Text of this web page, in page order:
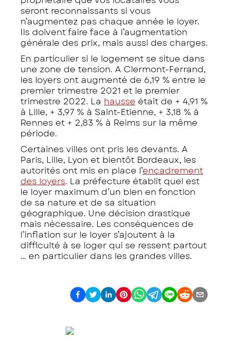
seront reconnaissants si vous
n’augmentez pas chaque année le loyer.
Ils doivent faire face à l’augmentation
générale des prix, mais aussi des charges.
En particulier si le logement se situe dans
une zone de tension. A Clermont-Ferrand,
les loyers ont augmenté de 6,19 % entre le
premier trimestre 2021 et le premier
trimestre 2022. La hausse était de + 4,91 %
à Lille, + 3,97 % à Saint-Etienne, + 3,18 % à
Rennes et + 2,83 % à Reims sur la même
période.
Certaines villes ont pris les devants. A
Paris, Lille, Lyon et bientôt Bordeaux, les
autorités ont mis en place l’encadrement
des loyers. La préfecture établit quel est
le loyer maximum d’un bien en fonction
de sa nature et de sa situation
géographique. Une décision drastique
mais nécessaire. Les conséquences de
l’inflation sur le loyer s’ajoutent à la
difficulté à se loger qui se ressent partout
… en particulier dans les grandes villes.